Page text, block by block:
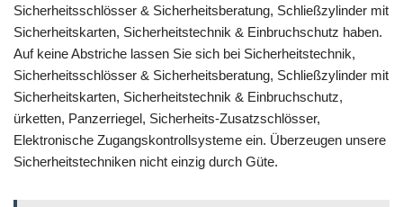
Sicherheitsschlösser & Sicherheitsberatung, Schließzylinder mit
Sicherheitskarten, Sicherheitstechnik & Einbruchschutz haben.
Auf keine Abstriche lassen Sie sich bei Sicherheitstechnik,
Sicherheitsschlösser & Sicherheitsberatung, Schließzylinder mit
Sicherheitskarten, Sicherheitstechnik & Einbruchschutz,
ürketten, Panzerriegel, Sicherheits-Zusatzschlösser,
Elektronische Zugangskontrollsysteme ein. Überzeugen unsere
Sicherheitstechniken nicht einzig durch Güte.